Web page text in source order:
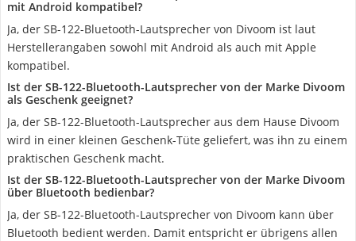
mit Android kompatibel?
Ja, der SB-122-Bluetooth-Lautsprecher von Divoom ist laut
Herstellerangaben sowohl mit Android als auch mit Apple
kompatibel.
Ist der SB-122-Bluetooth-Lautsprecher von der Marke Divoom
als Geschenk geeignet?
Ja, der SB-122-Bluetooth-Lautsprecher aus dem Hause Divoom
wird in einer kleinen Geschenk-Tüte geliefert, was ihn zu einem
praktischen Geschenk macht.
Ist der SB-122-Bluetooth-Lautsprecher von der Marke Divoom
über Bluetooth bedienbar?
Ja, der SB-122-Bluetooth-Lautsprecher von Divoom kann über
Bluetooth bedient werden. Damit entspricht er übrigens allen